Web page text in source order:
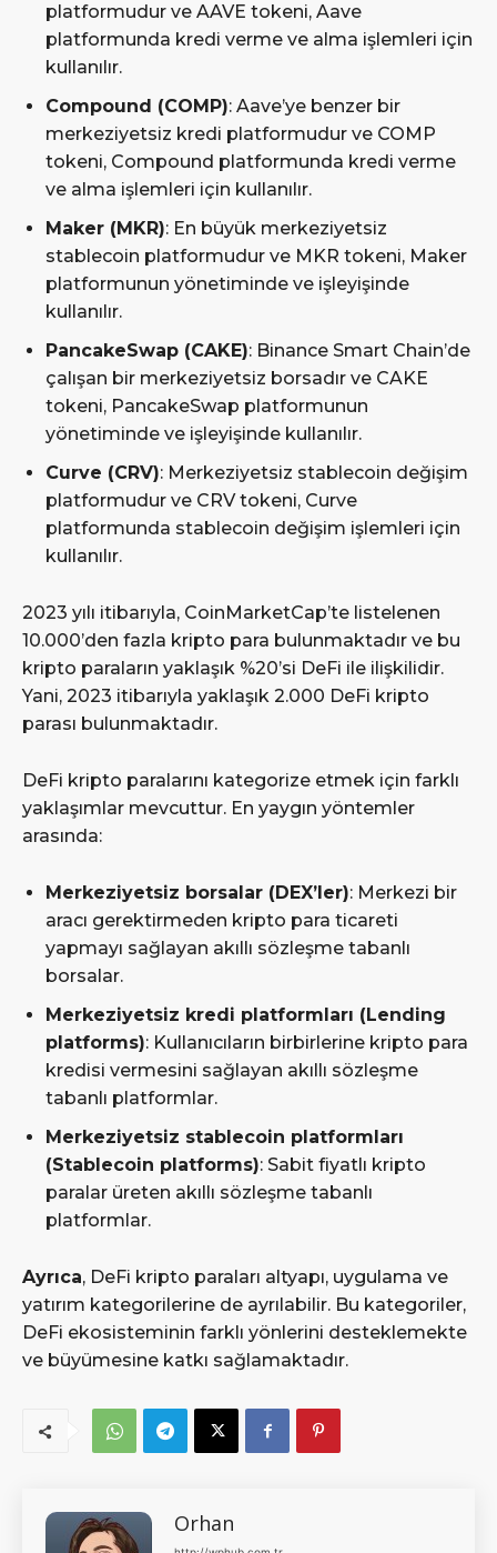
platformudur ve AAVE tokeni, Aave
platformunda kredi verme ve alma işlemleri için
kullanılır.
Compound (COMP): Aave’ye benzer bir
merkeziyetsiz kredi platformudur ve COMP
tokeni, Compound platformunda kredi verme
ve alma işlemleri için kullanılır.
Maker (MKR): En büyük merkeziyetsiz
stablecoin platformudur ve MKR tokeni, Maker
platformunun yönetiminde ve işleyişinde
kullanılır.
PancakeSwap (CAKE): Binance Smart Chain’de
çalışan bir merkeziyetsiz borsadır ve CAKE
tokeni, PancakeSwap platformunun
yönetiminde ve işleyişinde kullanılır.
Curve (CRV): Merkeziyetsiz stablecoin değişim
platformudur ve CRV tokeni, Curve
platformunda stablecoin değişim işlemleri için
kullanılır.
2023 yılı itibarıyla, CoinMarketCap’te listelenen
10.000’den fazla kripto para bulunmaktadır ve bu
kripto paraların yaklaşık %20’si DeFi ile ilişkilidir.
Yani, 2023 itibarıyla yaklaşık 2.000 DeFi kripto
parası bulunmaktadır.
DeFi kripto paralarını kategorize etmek için farklı
yaklaşımlar mevcuttur. En yaygın yöntemler
arasında:
Merkeziyetsiz borsalar (DEX’ler): Merkezi bir
aracı gerektirmeden kripto para ticareti
yapmayı sağlayan akıllı sözleşme tabanlı
borsalar.
Merkeziyetsiz kredi platformları (Lending
platforms): Kullanıcıların birbirlerine kripto para
kredisi vermesini sağlayan akıllı sözleşme
tabanlı platformlar.
Merkeziyetsiz stablecoin platformları
(Stablecoin platforms): Sabit fiyatlı kripto
paralar üreten akıllı sözleşme tabanlı
platformlar.
Ayrıca, DeFi kripto paraları altyapı, uygulama ve
yatırım kategorilerine de ayrılabilir. Bu kategoriler,
DeFi ekosisteminin farklı yönlerini desteklemekte
ve büyümesine katkı sağlamaktadır.
Orhan